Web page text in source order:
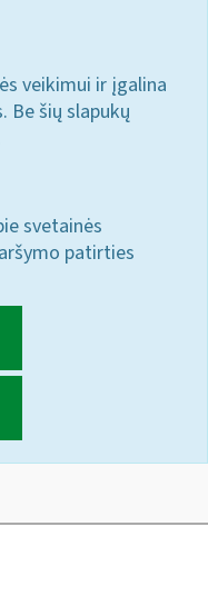
veikimui ir įgalina
Be šių slapukų
svetainės
patirties